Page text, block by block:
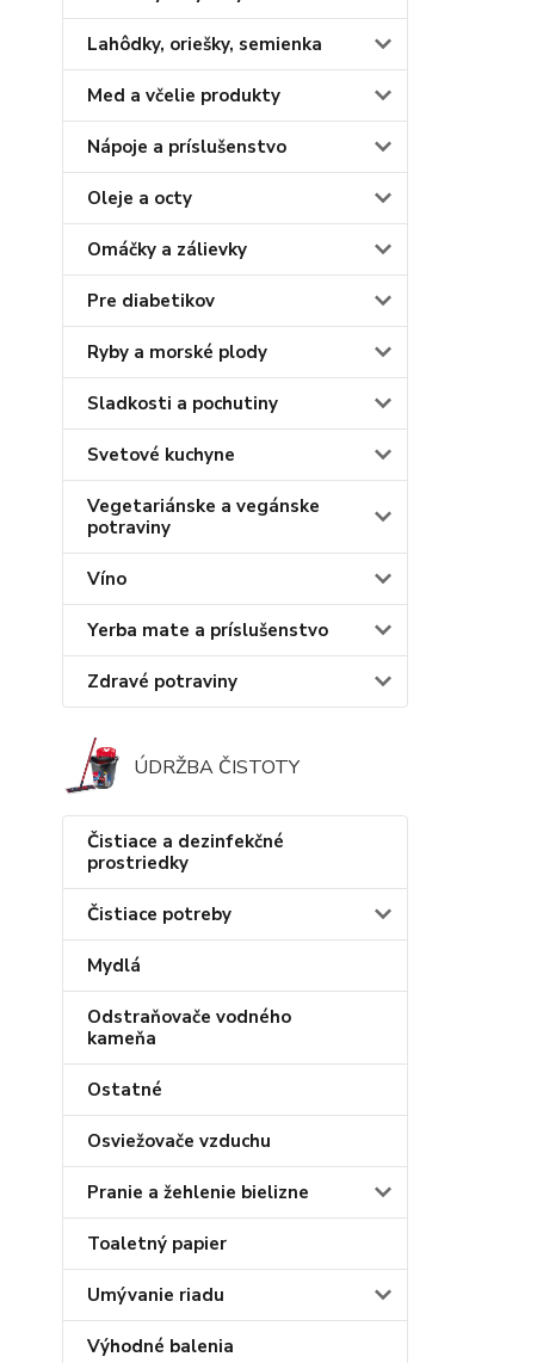
Lahôdky, oriešky, semienka
Med a včelie produkty
Nápoje a príslušenstvo
Oleje a octy
Omáčky a zálievky
Pre diabetikov
Ryby a morské plody
Sladkosti a pochutiny
Svetové kuchyne
Vegetariánske a vegánske
potraviny
Víno
Yerba mate a príslušenstvo
Zdravé potraviny
ÚDRŽBA ČISTOTY
Čistiace a dezinfekčné
prostriedky
Čistiace potreby
Mydlá
Odstraňovače vodného
kameňa
Ostatné
Osviežovače vzduchu
Pranie a žehlenie bielizne
Toaletný papier
Umývanie riadu
Výhodné balenia